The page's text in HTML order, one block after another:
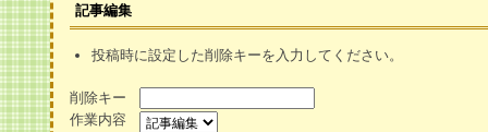
記事編集
投稿時に設定した削除キーを入力してください。
削除キー
作業内容